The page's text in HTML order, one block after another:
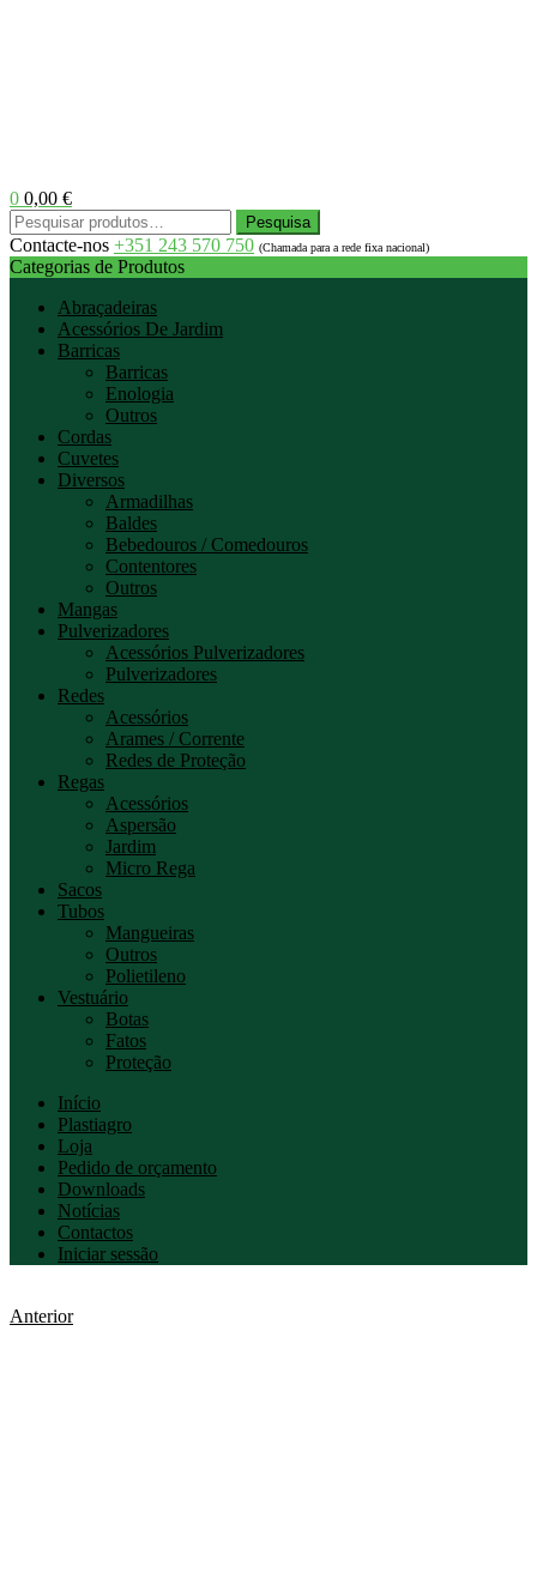
0 0,00 €
Menu
Pesquisar
por:
Pesquisa
Contacte-nos +351 243 570 750 (Chamada para a rede fixa nacional)
Categorias de Produtos
Abraçadeiras
Acessórios De Jardim
Barricas
Barricas
Enologia
Outros
Cordas
Cuvetes
Diversos
Armadilhas
Baldes
Bebedouros / Comedouros
Contentores
Outros
Mangas
Pulverizadores
Acessórios Pulverizadores
Pulverizadores
Redes
Acessórios
Arames / Corrente
Redes de Proteção
Regas
Acessórios
Aspersão
Jardim
Micro Rega
Sacos
Tubos
Mangueiras
Outros
Polietileno
Vestuário
Botas
Fatos
Proteção
Início
Plastiagro
Loja
Pedido de orçamento
Downloads
Notícias
Contactos
Iniciar sessão
Anterior